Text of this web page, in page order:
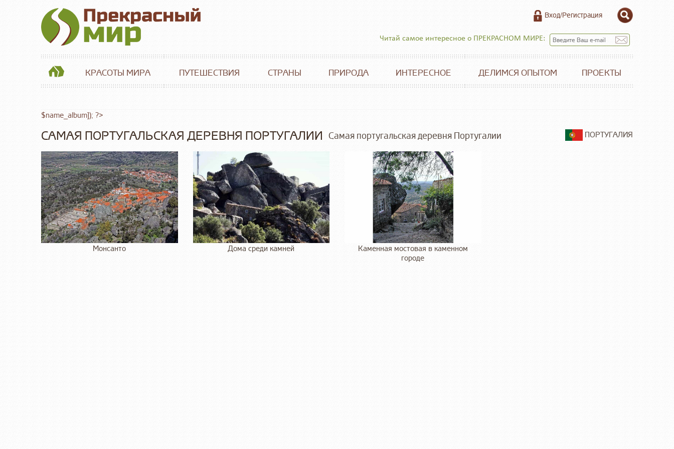
Вход/Регистрация
Читай самое интересное о ПРЕКРАСНОМ МИРЕ:
КРАСОТЫ МИРА ПУТЕШЕСТВИЯ СТРАНЫ ПРИРОДА ИНТЕРЕСНОЕ ДЕЛИМСЯ ОПЫТОМ ПРОЕКТЫ
$name_album]); ?>
САМАЯ ПОРТУГАЛЬСКАЯ ДЕРЕВНЯ ПОРТУГАЛИИ Самая португальская деревня Португалии ПОРТУГАЛИЯ
Монсанто Дома среди камней
Каменная мостовая в каменном
городе